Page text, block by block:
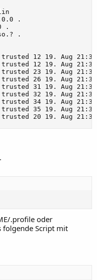
.
.
.
trusted 12 19. Aug
trusted 12 19. Aug
trusted 23 19. Aug
trusted 26 19. Aug
trusted 31 19. Aug
trusted 32 19. Aug
trusted 34 19. Aug
trusted 35 19. Aug
trusted 20 19. Aug
.profile oder
folgende Script mit